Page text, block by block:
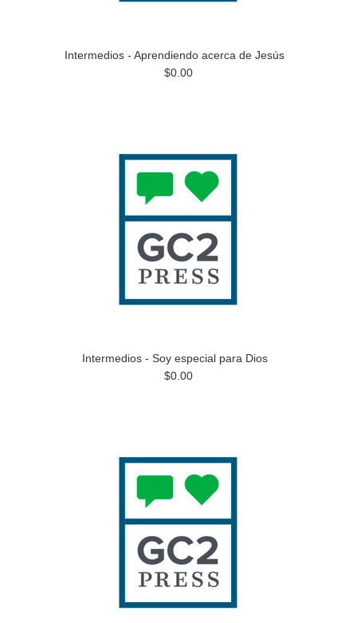
Intermedios - Aprendiendo acerca de Jesús
$0.00
Intermedios - Soy especial para Dios
$0.00